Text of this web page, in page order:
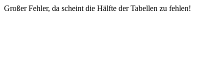
Großer Fehler, da scheint die Hälfte der Tabellen zu fehlen!